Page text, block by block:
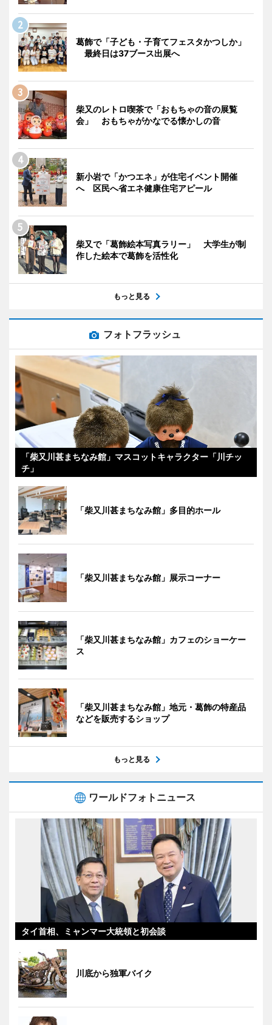
葛飾で「子ども・子育てフェスタかつしか」
最終日は37ブース出展へ
柴又のレトロ喫茶で「おもちゃの音の展覧
会」 おもちゃがかなでる懐かしの音
新小岩で「かつエネ」が住宅イベント開催
へ 区民へ省エネ健康住宅アピール
柴又で「葛飾絵本写真ラリー」 大学生が制
作した絵本で葛飾を活性化
もっと見る
フォトフラッシュ
「柴又川甚まちなみ館」マスコットキャラクター「川チッ
チ」
「柴又川甚まちなみ館」多目的ホール
「柴又川甚まちなみ館」展示コーナー
「柴又川甚まちなみ館」カフェのショーケー
ス
「柴又川甚まちなみ館」地元・葛飾の特産品
などを販売するショップ
もっと見る
ワールドフォトニュース
タイ首相、ミャンマー大統領と初会談
川底から独軍バイク